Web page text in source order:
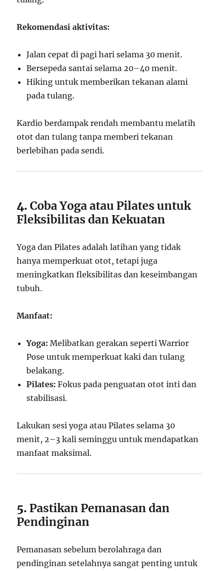
Rekomendasi aktivitas:
Jalan cepat di pagi hari selama 30 menit.
Bersepeda santai selama 20–40 menit.
Hiking untuk memberikan tekanan alami
pada tulang.
Kardio berdampak rendah membantu melatih
otot dan tulang tanpa memberi tekanan
berlebihan pada sendi.
4.Coba Yoga atau Pilates untuk
Fleksibilitas dan Kekuatan
Yoga dan Pilates adalah latihan yang tidak
hanya memperkuat otot, tetapi juga
meningkatkan fleksibilitas dan keseimbangan
tubuh.
Manfaat:
Yoga: Melibatkan gerakan seperti Warrior
Pose untuk memperkuat kaki dan tulang
belakang.
Pilates: Fokus pada penguatan otot inti dan
stabilisasi.
Lakukan sesi yoga atau Pilates selama 30
menit, 2–3 kali seminggu untuk mendapatkan
manfaat maksimal.
5. Pastikan Pemanasan dan
Pendinginan
Pemanasan sebelum berolahraga dan
pendinginan setelahnya sangat penting untuk